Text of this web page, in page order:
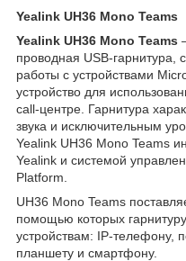
Yealink UH36 Mono Teams
Yealink UH36 Mono Teams
проводная USB-гарнитура,
работы с устройствами
устройство для
call-центре. Гарнитура
звука и исключительным
Yealink UH36 Mono Teams
Yealink и системой
Platform.
UH36 Mono Teams
помощью которых
устройствам: IP-телефону,
планшету и смартфону.